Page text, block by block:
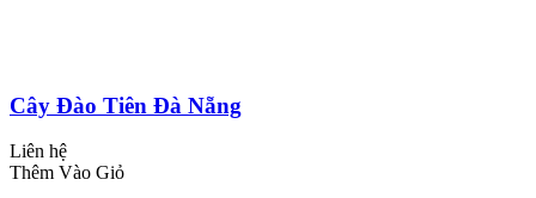
Cây Đào Tiên Đà Nẵng
Liên hệ
Thêm Vào Giỏ